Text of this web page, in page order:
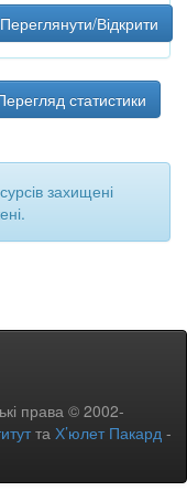
Переглянути/Відкрити
статистики
захищені
права © 2002-
та Х’юлет Пакард -